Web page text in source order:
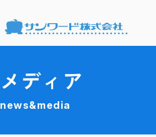
メディア
news&media